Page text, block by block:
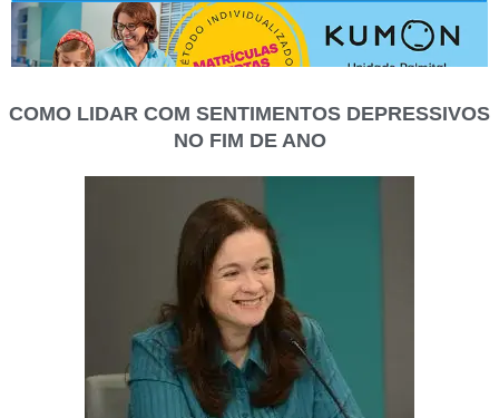
COMO LIDAR COM SENTIMENTOS DEPRESSIVOS
NO FIM DE ANO